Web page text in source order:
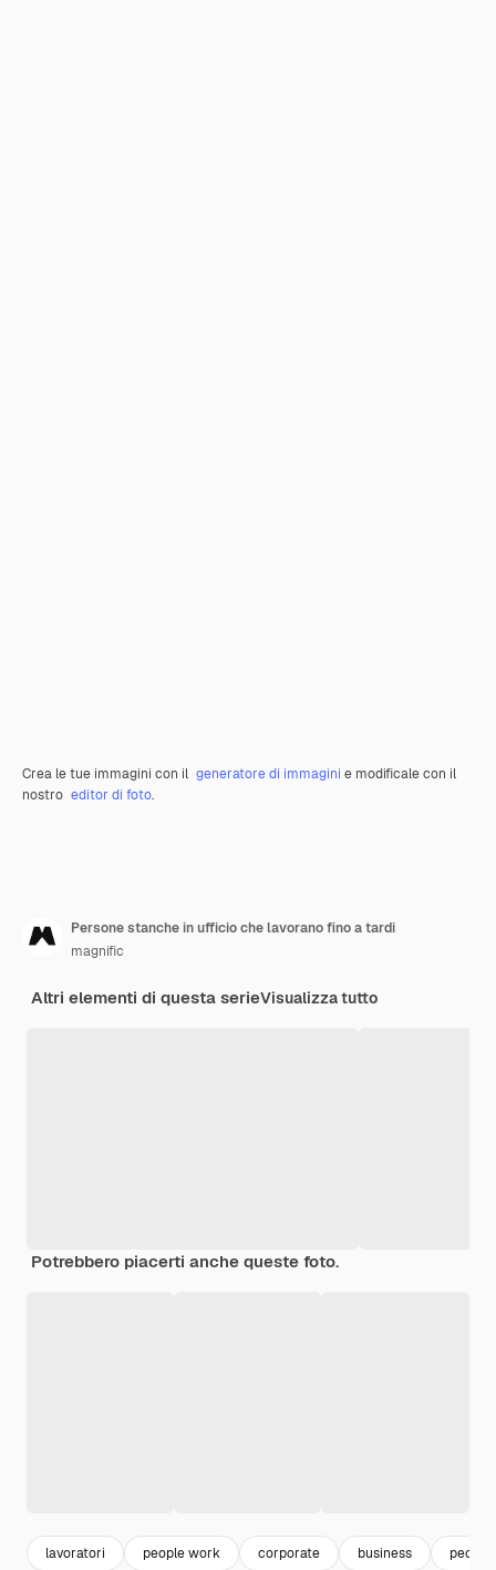
Crea le tue immagini con il generatore di immagini e modificale con il
nostro editor di foto.
Persone stanche in ufficio che lavorano fino a tardi
magnific
Altri elementi di questa serieVisualizza tutto
Potrebbero piacerti anche queste foto.
lavoratori people work corporate business